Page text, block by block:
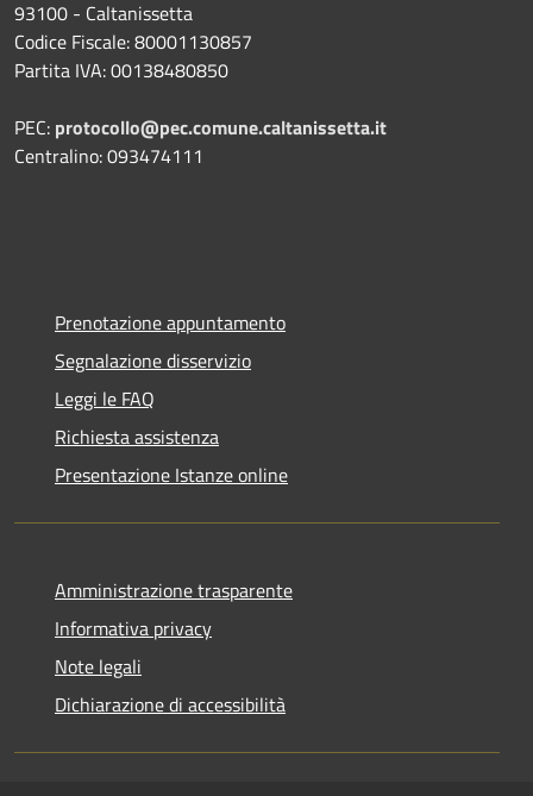
93100 - Caltanissetta
Codice Fiscale: 80001130857
Partita IVA: 00138480850
PEC: protocollo@pec.comune.caltanissetta.it
Centralino: 093474111
Prenotazione appuntamento
Segnalazione disservizio
Leggi le FAQ
Richiesta assistenza
Presentazione Istanze online
Amministrazione trasparente
Informativa privacy
Note legali
Dichiarazione di accessibilità